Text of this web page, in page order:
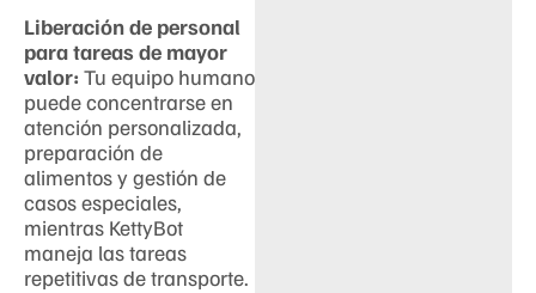
Liberación de personal
para tareas de mayor
valor: Tu equipo humano
puede concentrarse en
atención personalizada,
preparación de
alimentos y gestión de
casos especiales,
mientras KettyBot
maneja las tareas
repetitivas de transporte.